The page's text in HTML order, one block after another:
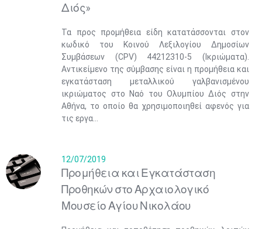
Διός»
Τα προς προμήθεια είδη κατατάσσονται στον
κωδικό του Κοινού Λεξιλογίου Δημοσίων
Συμβάσεων (CPV) 44212310-5 (Ικριώματα).
Αντικείμενο της σύμβασης είναι η προμήθεια και
εγκατάσταση μεταλλικού γαλβανισμένου
ικριώματος στο Ναό του Ολυμπίου Διός στην
Αθήνα, το οποίο θα χρησιμοποιηθεί αφενός για
τις εργα...
12/07/2019
Προμήθεια και Εγκατάσταση
Προθηκών στο Αρχαιολογικό
Μουσείο Αγίου Νικολάου